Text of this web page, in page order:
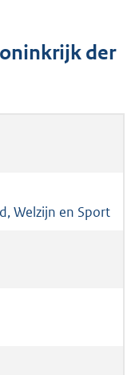
der
Welzijn en Sport